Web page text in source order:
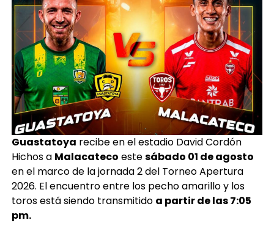
Guastatoya recibe en el estadio David Cordón
Hichos a Malacateco estesábado 01 de agosto
en el marco de la jornada 2 del Torneo Apertura
2026. El encuentro entre los pecho amarillo y los
toros está siendo transmitido a partir de las 7:05
pm.